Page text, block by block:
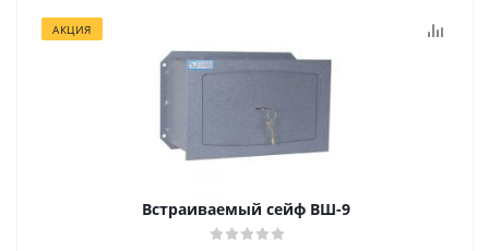
АКЦИЯ
Встраиваемый сейф ВШ-9